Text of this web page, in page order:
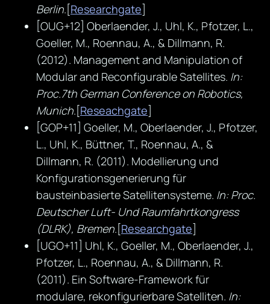
Berlin.[Researchgate]
[OUG+12] Oberlaender, J., Uhl, K., Pfotzer, L.,
Goeller, M., Roennau, A., & Dillmann, R.
(2012). Management and Manipulation of
Modular and Reconfigurable Satellites. In:
Proc.7th German Conference on Robotics,
Munich.[Reseachgate]
[GOP+11] Goeller, M., Oberlaender, J., Pfotzer,
L., Uhl, K., Büttner, T., Roennau, A., &
Dillmann, R. (2011). Modellierung und
Konfigurationsgenerierung für
bausteinbasierte Satellitensysteme. In: Proc.
Deutscher Luft- Und Raumfahrtkongress
(DLRK), Bremen.[Researchgate]
[UGO+11] Uhl, K., Goeller, M., Oberlaender, J.,
Pfotzer, L., Roennau, A., & Dillmann, R.
(2011). Ein Software-Framework für
modulare, rekonfigurierbare Satelliten. In: